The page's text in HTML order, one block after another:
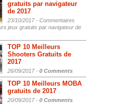
gratuits par navigateur
de 2017
23/10/2017 - Commentaires
jeux gratuits par navigateur de
TOP 10 Meilleurs
Shooters Gratuits de
2017
26/09/2017 - 0 Comments
TOP 10 Meilleurs MOBA
gratuits de 2017
20/09/2017 - 0 Comments